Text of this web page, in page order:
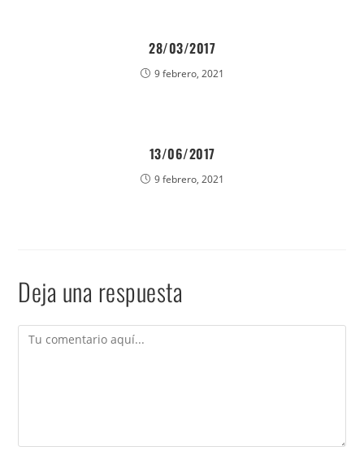
28/03/2017
9 febrero, 2021
13/06/2017
9 febrero, 2021
Deja una respuesta